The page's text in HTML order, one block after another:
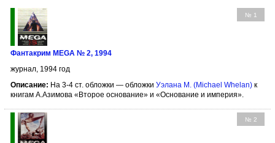
№ 1
Фантакрим MEGA № 2, 1994
журнал, 1994 год
Описание: На 3-4 ст. обложки — обложки Уэлана М. (Michael Whelan) к
книгам А.Азимова «Второе основание» и «Основание и империя».
№ 2